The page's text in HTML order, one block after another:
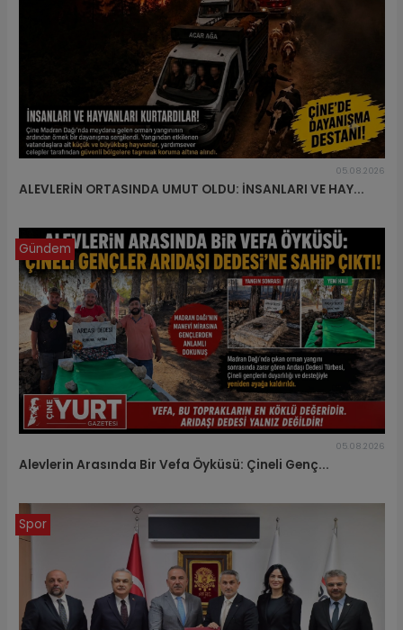
05.08.2026
ALEVLERİN ORTASINDA UMUT OLDU: İNSANLARI VE HAY...
05.08.2026
Alevlerin Arasında Bir Vefa Öyküsü: Çineli Genç...
Gündem
Spor